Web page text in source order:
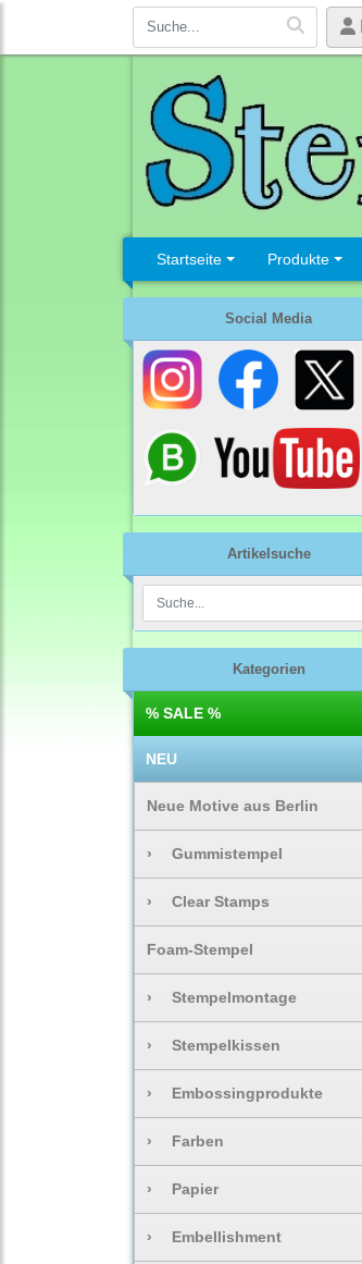
Startseite Produkte
Social Media
Artikelsuche
Kategorien
% SALE %
NEU
Neue Motive aus Berlin
› Gummistempel
› Clear Stamps
Foam-Stempel
› Stempelmontage
› Stempelkissen
› Embossingprodukte
› Farben
› Papier
› Embellishment